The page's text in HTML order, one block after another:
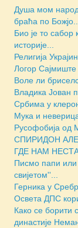
Душа мом
браћа по Божјо...
Био је то сабор
историје...
Религија
Логор Сајмиште
Воле ли
Владика Јован
Србима у
Мука и
Русофобија од
СПИРИДОН
ГДЕ НАМ
Писмо папи или
свијетом''...
Герника у
Освета ДПС
Како се борити
династије